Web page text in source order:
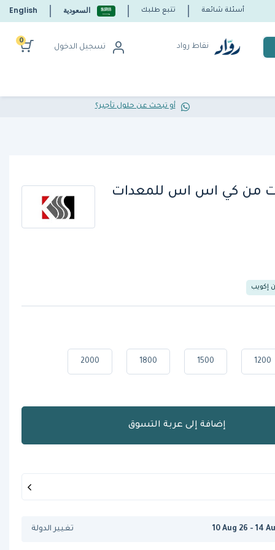
أسئلة شائعة تتبع طلبك السعودية English
نقاط رواد تسجيل الدخول
0
أو تبحث عن حلول تأجير؟
من كي اس اس للمعدات
إكويب
1200
1500
1800
2000
إضافة إلى عربة التسوق
10 Aug 26 - 14 تغيير الدولة